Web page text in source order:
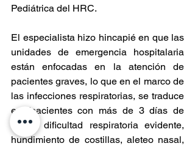
Pediátrica del HRC.
El especialista hizo hincapié en que las
unidades de emergencia hospitalaria
están enfocadas en la atención de
pacientes graves, lo que en el marco de
las infecciones respiratorias, se traduce
en “pacientes con más de 3 días de
fiebre, dificultad respiratoria evidente,
hundimiento de costillas, aleteo nasal,